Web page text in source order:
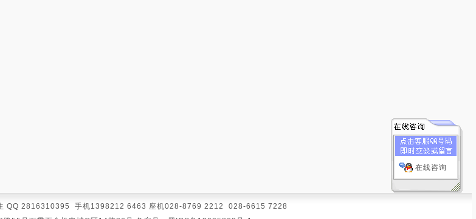
QQ 2816310395 手机1398212 6463 座机028-8769 2212 028-6615 7228
在线咨询